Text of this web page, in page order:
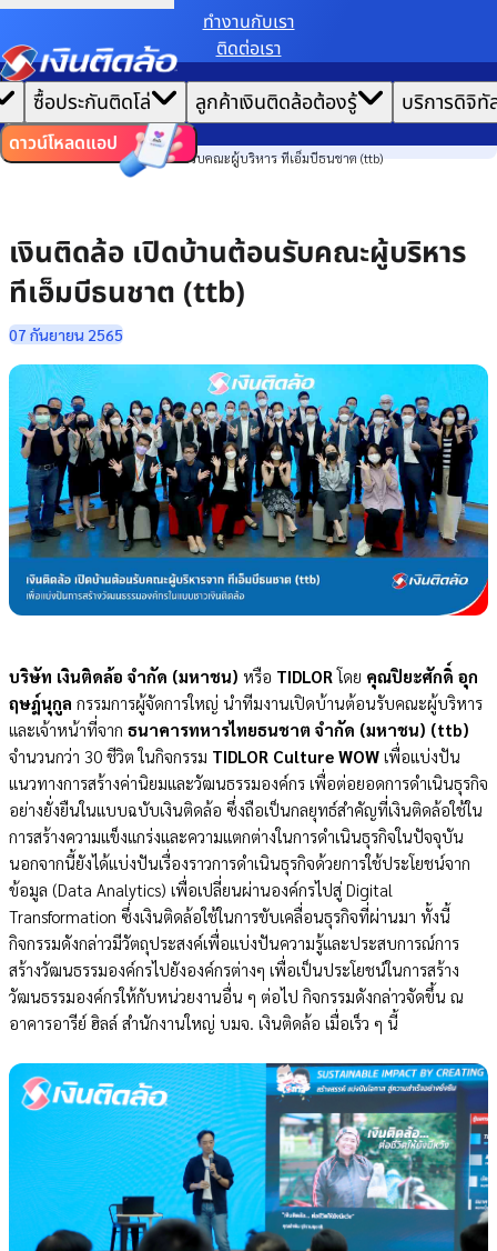
ทํางานกับเรา
ติดต่อเรา
|
ไทย EN
ซื้อประกันติดโล่ ลูกค้าเงินติดล้อต้องรู้ บริการดิจิทั
ดาวน์โหลดแอป
หน้าแรก
ข่าวสาร
องค์กร
เงินติดล้อ เปิดบ้านต้อนรับคณะผู้บริหาร ทีเอ็มบีธนชาต (ttb)
เงินติดล้อ เปิดบ้านต้อนรับคณะผู้บริหาร
ทีเอ็มบีธนชาต (ttb)
07 กันยายน 2565
บริษัท เงินติดล้อ จำกัด (มหาชน) หรือ TIDLOR โดย คุณปิยะศักดิ์ อุก
ฤษฎ์นุกูล กรรมการผู้จัดการใหญ่ นำทีมงานเปิดบ้านต้อนรับคณะผู้บริหาร
และเจ้าหน้าที่จาก ธนาคารทหารไทยธนชาต จำกัด (มหาชน) (ttb)
จำนวนกว่า 30 ชีวิต ในกิจกรรม TIDLOR Culture WOW เพื่อแบ่งปัน
แนวทางการสร้างค่านิยมและวัฒนธรรมองค์กร เพื่อต่อยอดการดำเนินธุรกิจ
อย่างยั่งยืนในแบบฉบับเงินติดล้อ ซึ่งถือเป็นกลยุทธ์สำคัญที่เงินติดล้อใช้ใน
การสร้างความแข็งแกร่งและความแตกต่างในการดำเนินธุรกิจในปัจจุบัน
นอกจากนี้ยังได้แบ่งปันเรื่องราวการดำเนินธุรกิจด้วยการใช้ประโยชน์จาก
ข้อมูล (Data Analytics) เพื่อเปลี่ยนผ่านองค์กรไปสู่ Digital
Transformation ซึ่งเงินติดล้อใช้ในการขับเคลื่อนธุรกิจที่ผ่านมา ทั้งนี้
กิจกรรมดังกล่าวมีวัตถุประสงค์เพื่อแบ่งปันความรู้และประสบการณ์การ
สร้างวัฒนธรรมองค์กรไปยังองค์กรต่างๆ เพื่อเป็นประโยชน์ในการสร้าง
วัฒนธรรมองค์กรให้กับหน่วยงานอื่น ๆ ต่อไป กิจกรรมดังกล่าวจัดขึ้น ณ
อาคารอารีย์ ฮิลล์ สำนักงานใหญ่ บมจ. เงินติดล้อ เมื่อเร็ว ๆ นี้
เราขอเก็บข้อมูลตาม นโยบายการใช้คุกกี้ เพื่อมอบประสบการณ์การใช้งานเว็บไซต์ที่ดีที่สุดให้
คุณ
ตั้งค่าคุกกี้ ยอมรับคุกกี้ทั้งหมด